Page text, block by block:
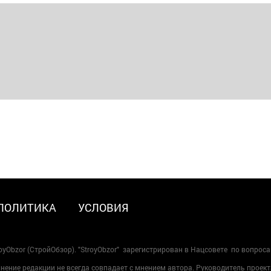
УСЛОВИЯ
(СтройОбзор). "StroyObzor" зарегистрирован в Нацсовете по
редакции не всегда совпадает с мнением автора. Руководитель